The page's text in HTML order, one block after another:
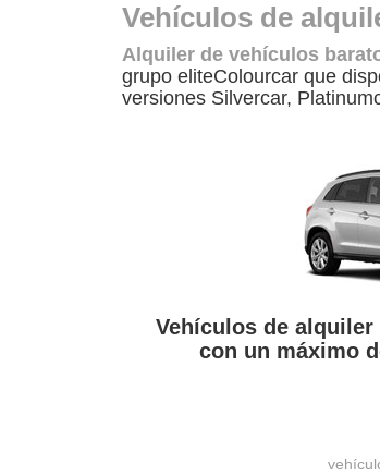
Vehículos de
Alquiler de vehículos
grupo eliteColourcar que
versiones Silvercar,
Vehículos de
con un máximo